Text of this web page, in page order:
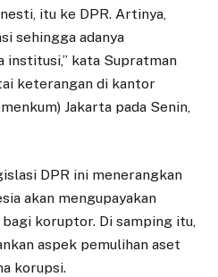
itu ke DPR. Artinya,
sehingga adanya
institusi,” kata Supratman
keterangan di kantor
Jakarta pada Senin,
DPR ini menerangkan
akan mengupayakan
koruptor. Di samping itu,
aspek pemulihan aset
korupsi.